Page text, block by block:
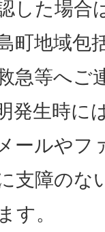
した場合
町地域包
急等へご
発生時に
ールやフ
支障のな
す。